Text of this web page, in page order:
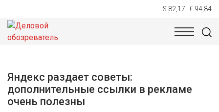
$ 82,17 € 94,84
НОВОСТИ
Яндекс раздает советы:
дополнительные ссылки в рекламе
очень полезны